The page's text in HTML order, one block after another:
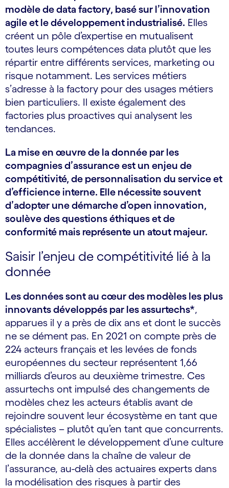
modèle de data factory, basé sur l’innovation
agile et le développement industrialisé. Elles
créent un pôle d’expertise en mutualisent
toutes leurs compétences data plutôt que les
répartir entre différents services, marketing ou
risque notamment. Les services métiers
s’adresse à la factory pour des usages métiers
bien particuliers. Il existe également des
factories plus proactives qui analysent les
tendances.
La mise en œuvre de la donnée par les
compagnies d’assurance est un enjeu de
compétitivité, de personnalisation du service et
d’efficience interne. Elle nécessite souvent
d’adopter une démarche d’open innovation,
soulève des questions éthiques et de
conformité mais représente un atout majeur.
Saisir l’enjeu de compétitivité lié à la
donnée
Les données sont au cœur des modèles les plus
innovants développés par les assurtechs*,
apparues il y a près de dix ans et dont le succès
ne se dément pas. En 2021 on compte près de
224 acteurs français et les levées de fonds
européennes du secteur représentent 1,66
milliards d’euros au deuxième trimestre. Ces
assurtechs ont impulsé des changements de
modèles chez les acteurs établis avant de
rejoindre souvent leur écosystème en tant que
spécialistes – plutôt qu’en tant que concurrents.
Elles accélèrent le développement d’une culture
de la donnée dans la chaîne de valeur de
l’assurance, au-delà des actuaires experts dans
la modélisation des risques à partir des